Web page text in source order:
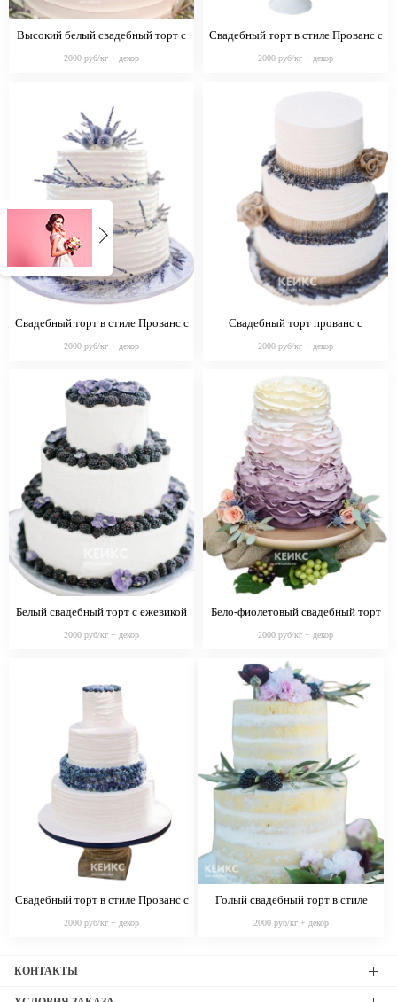
Высокий белый свадебный торт с
2000 руб/кг + декор
Свадебный торт в стиле Прованс с
2000 руб/кг + декор
Свадебный торт в стиле Прованс с
2000 руб/кг + декор
Свадебный торт прованс с
2000 руб/кг + декор
Белый свадебный торт с ежевикой
Прованс
2000 руб/кг + декор
Бело-фиолетовый свадебный торт
2000 руб/кг + декор
Свадебный торт в стиле Прованс с
2000 руб/кг + декор
Голый свадебный торт в стиле
2000 руб/кг + декор
КОНТАКТЫ